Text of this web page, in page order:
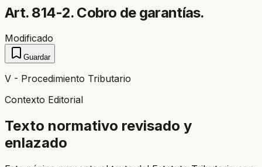
Art. 814-2. Cobro de garantías.
Modificado
Guardar
V - Procedimiento Tributario
Contexto Editorial
Texto normativo revisado y
enlazado